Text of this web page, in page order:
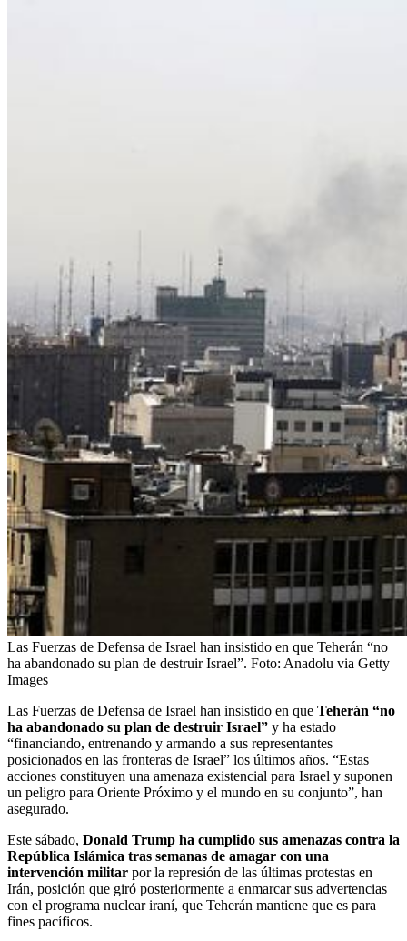
Las Fuerzas de Defensa de Israel han insistido en que Teherán “no
ha abandonado su plan de destruir Israel”. Foto: Anadolu via Getty
Images
Las Fuerzas de Defensa de Israel han insistido en que Teherán “no
ha abandonado su plan de destruir Israel” y ha estado
“financiando, entrenando y armando a sus representantes
posicionados en las fronteras de Israel” los últimos años. “Estas
acciones constituyen una amenaza existencial para Israel y suponen
un peligro para Oriente Próximo y el mundo en su conjunto”, han
asegurado.
Este sábado, Donald Trump ha cumplido sus amenazas contra la
República Islámica tras semanas de amagar con una
intervención militar por la represión de las últimas protestas en
Irán, posición que giró posteriormente a enmarcar sus advertencias
con el programa nuclear iraní, que Teherán mantiene que es para
fines pacíficos.